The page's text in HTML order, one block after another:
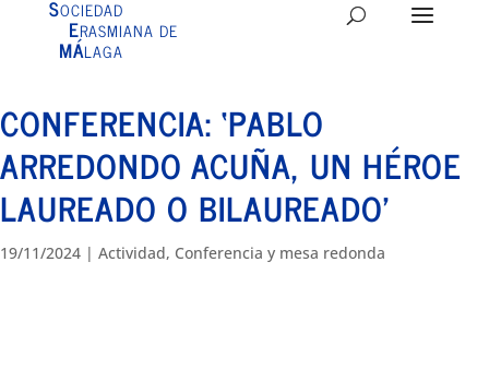
SOCIEDAD
ERASMIANA DE
MÁLAGA
CONFERENCIA: ‘PABLO
ARREDONDO ACUÑA, UN HÉROE
LAUREADO O BILAUREADO’
19/11/2024 | Actividad, Conferencia y mesa redonda